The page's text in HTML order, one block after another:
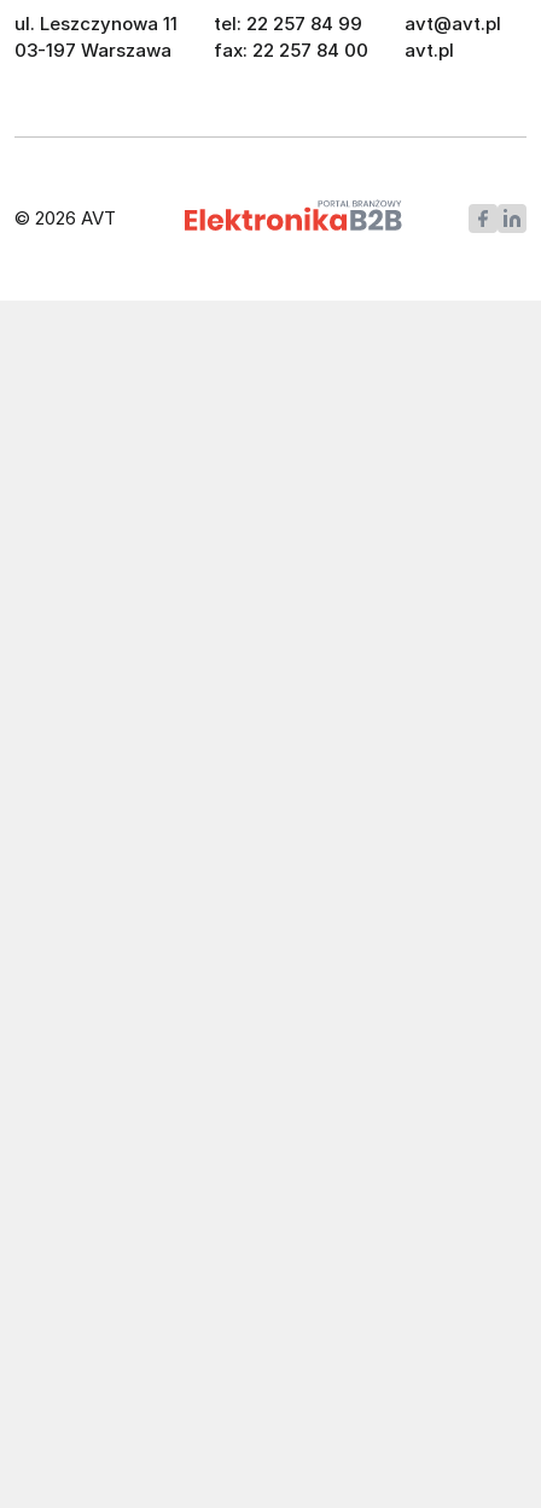
ul. Leszczynowa 11
03-197 Warszawa
tel: 22 257 84 99
fax: 22 257 84 00
avt@avt.pl
avt.pl
© 2026 AVT